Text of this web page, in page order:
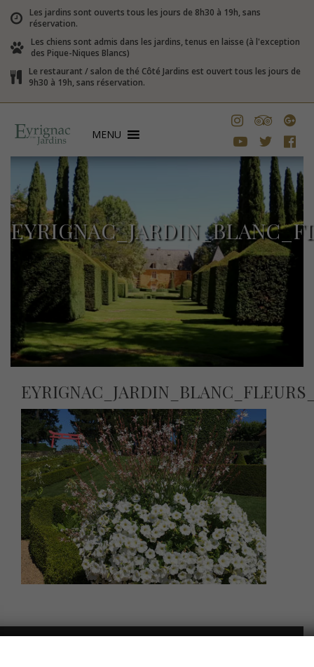
Les jardins sont ouverts tous les jours de 8h30 à 19h, sans
réservation.
Les chiens sont admis dans les jardins, tenus en laisse (à l'exception
des Pique-Niques Blancs)
Le restaurant / salon de thé Côté Jardins est ouvert tous les jours de
9h30 à 19h, sans réservation.
MENU